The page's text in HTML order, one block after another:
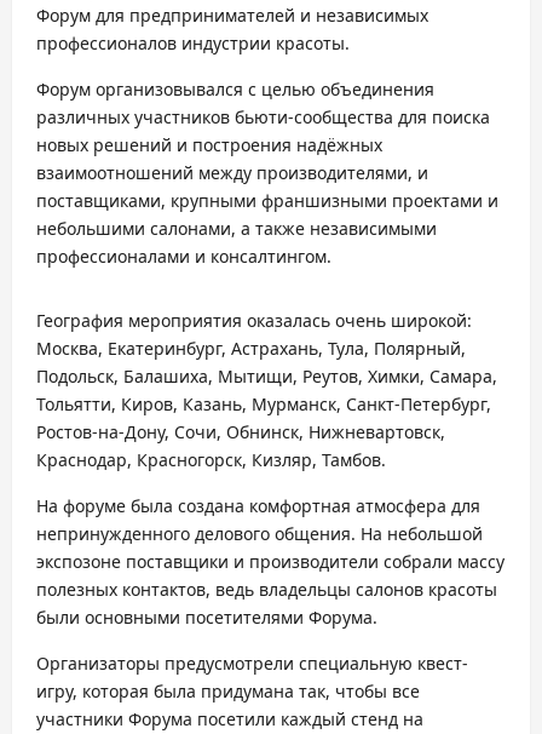
Форум для предпринимателей и независимых
профессионалов индустрии красоты.
Форум организовывался с целью объединения
различных участников бьюти-сообщества для поиска
новых решений и построения надёжных
взаимоотношений между производителями, и
поставщиками, крупными франшизными проектами и
небольшими салонами, а также независимыми
профессионалами и консалтингом.
География мероприятия оказалась очень широкой:
Москва, Екатеринбург, Астрахань, Тула, Полярный,
Подольск, Балашиха, Мытищи, Реутов, Химки, Самара,
Тольятти, Киров, Казань, Мурманск, Санкт-Петербург,
Ростов-на-Дону, Сочи, Обнинск, Нижневартовск,
Краснодар, Красногорск, Кизляр, Тамбов.
На форуме была создана комфортная атмосфера для
непринужденного делового общения. На небольшой
экспозоне поставщики и производители собрали массу
полезных контактов, ведь владельцы салонов красоты
были основными посетителями Форума.
Организаторы предусмотрели специальную квест-
игру, которая была придумана так, чтобы все
участники Форума посетили каждый стенд на